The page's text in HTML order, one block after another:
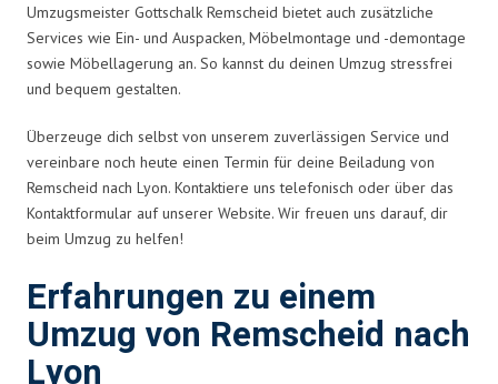
Umzugsmeister Gottschalk Remscheid bietet auch zusätzliche
Services wie Ein- und Auspacken, Möbelmontage und -demontage
sowie Möbellagerung an. So kannst du deinen Umzug stressfrei
und bequem gestalten.
Überzeuge dich selbst von unserem zuverlässigen Service und
vereinbare noch heute einen Termin für deine Beiladung von
Remscheid nach Lyon. Kontaktiere uns telefonisch oder über das
Kontaktformular auf unserer Website. Wir freuen uns darauf, dir
beim Umzug zu helfen!
Erfahrungen zu einem
Umzug von Remscheid nach
Lyon